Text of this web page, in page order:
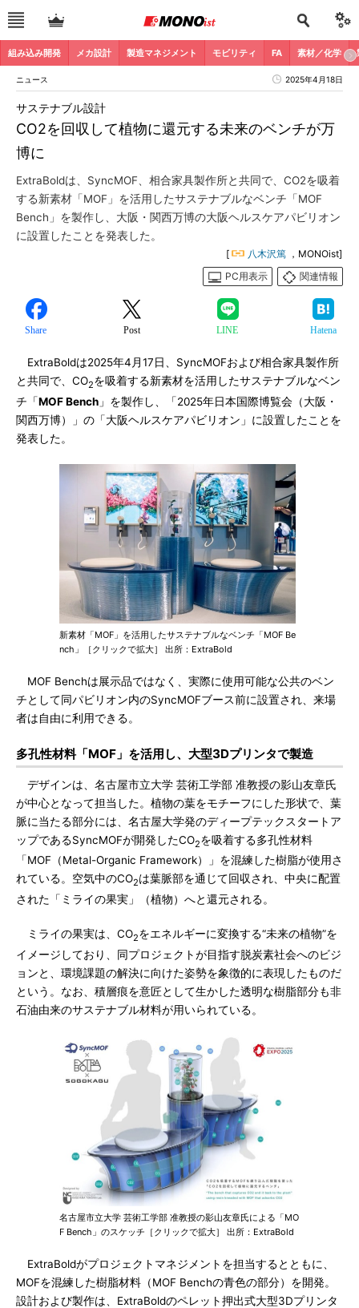
組み込み開発 メカ設計 製造マネジメント モビリティ FA 素材／化学
ニュース 2025年4月18日
CO2を回収して植物に還元する未来のベンチが万
博に
サステナブル設計
ExtraBoldは、SyncMOF、相合家具製作所と共同で、CO2を吸着
する新素材「MOF」を活用したサステナブルなベンチ「MOF
Bench」を製作し、大阪・関西万博の大阪ヘルスケアパビリオン
に設置したことを発表した。
[ 八木沢篤 ，MONOist]
PC用表示
関連情報
Share Post LINE Hatena
ExtraBoldは2025年4月17日、SyncMOFおよび相合家具製作所
と共同で、CO2を吸着する新素材を活用したサステナブルなベン
チ「MOF Bench 」を製作し、「2025年日本国際博覧会（大阪・
関西万博）」の「大阪ヘルスケアパビリオン」に設置したことを
発表した。
新素材「MOF」を活用したサステナブルなベンチ「MOF Be
nch」［クリックで拡大］ 出所：ExtraBold
MOF Benchは展示品ではなく、実際に使用可能な公共のベン
チとして同パビリオン内のSyncMOFブース前に設置され、来場
者は自由に利用できる。
多孔性材料「MOF」を活用し、大型3Dプリンタで製造
デザインは、名古屋市立大学 芸術工学部 准教授の影山友章氏
が中心となって担当した。植物の葉をモチーフにした形状で、葉
脈に当たる部分には、名古屋大学発のディープテックスタートア
ップであるSyncMOFが開発したCO2を吸着する多孔性材料
「MOF（Metal-Organic Framework）」を混練した樹脂が使用さ
れている。空気中のCO2は葉脈部を通じて回収され、中央に配置
された「ミライの果実」（植物）へと還元される。
ミライの果実は、CO2をエネルギーに変換する“未来の植物”を
イメージしており、同プロジェクトが目指す脱炭素社会へのビジ
ョンと、環境課題の解決に向けた姿勢を象徴的に表現したものだ
という。なお、積層痕を意匠として生かした透明な樹脂部分も非
石油由来のサステナブル材料が用いられている。
名古屋市立大学 芸術工学部 准教授の影山友章氏による「MO
F Bench」のスケッチ［クリックで拡大］ 出所：ExtraBold
ExtraBoldがプロジェクトマネジメントを担当するとともに、
MOFを混練した樹脂材料（MOF Benchの青色の部分）を開発。
設計および製作は、ExtraBoldのペレット押出式大型3Dプリンタ